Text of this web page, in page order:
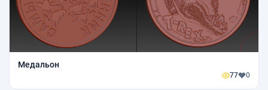
Медальон
77 0